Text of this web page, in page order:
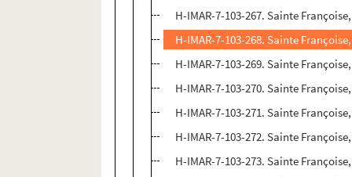
H-IMAR-7-103-267. Sainte
H-IMAR-7-103-268. Sainte
H-IMAR-7-103-269. Sainte
H-IMAR-7-103-270. Sainte
H-IMAR-7-103-271. Sainte
H-IMAR-7-103-272. Sainte
H-IMAR-7-103-273. Sainte